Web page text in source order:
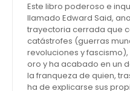
Este libro poderoso e
llamado Edward Said,
trayectoria cerrada que
catástrofes (guerras
revoluciones y
oro y ha acabado en un
la franqueza de quien,
ha de explicarse sus